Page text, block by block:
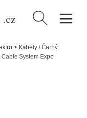
.cz Vyhledávání
> Kabely /Černý
System Expo